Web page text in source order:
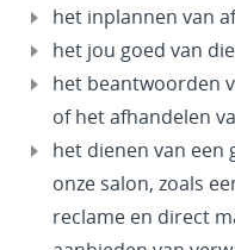
het inplannen van
het jou goed van
het beantwoorden
of het afhandelen
het dienen van een
onze salon, zoals
reclame en direct